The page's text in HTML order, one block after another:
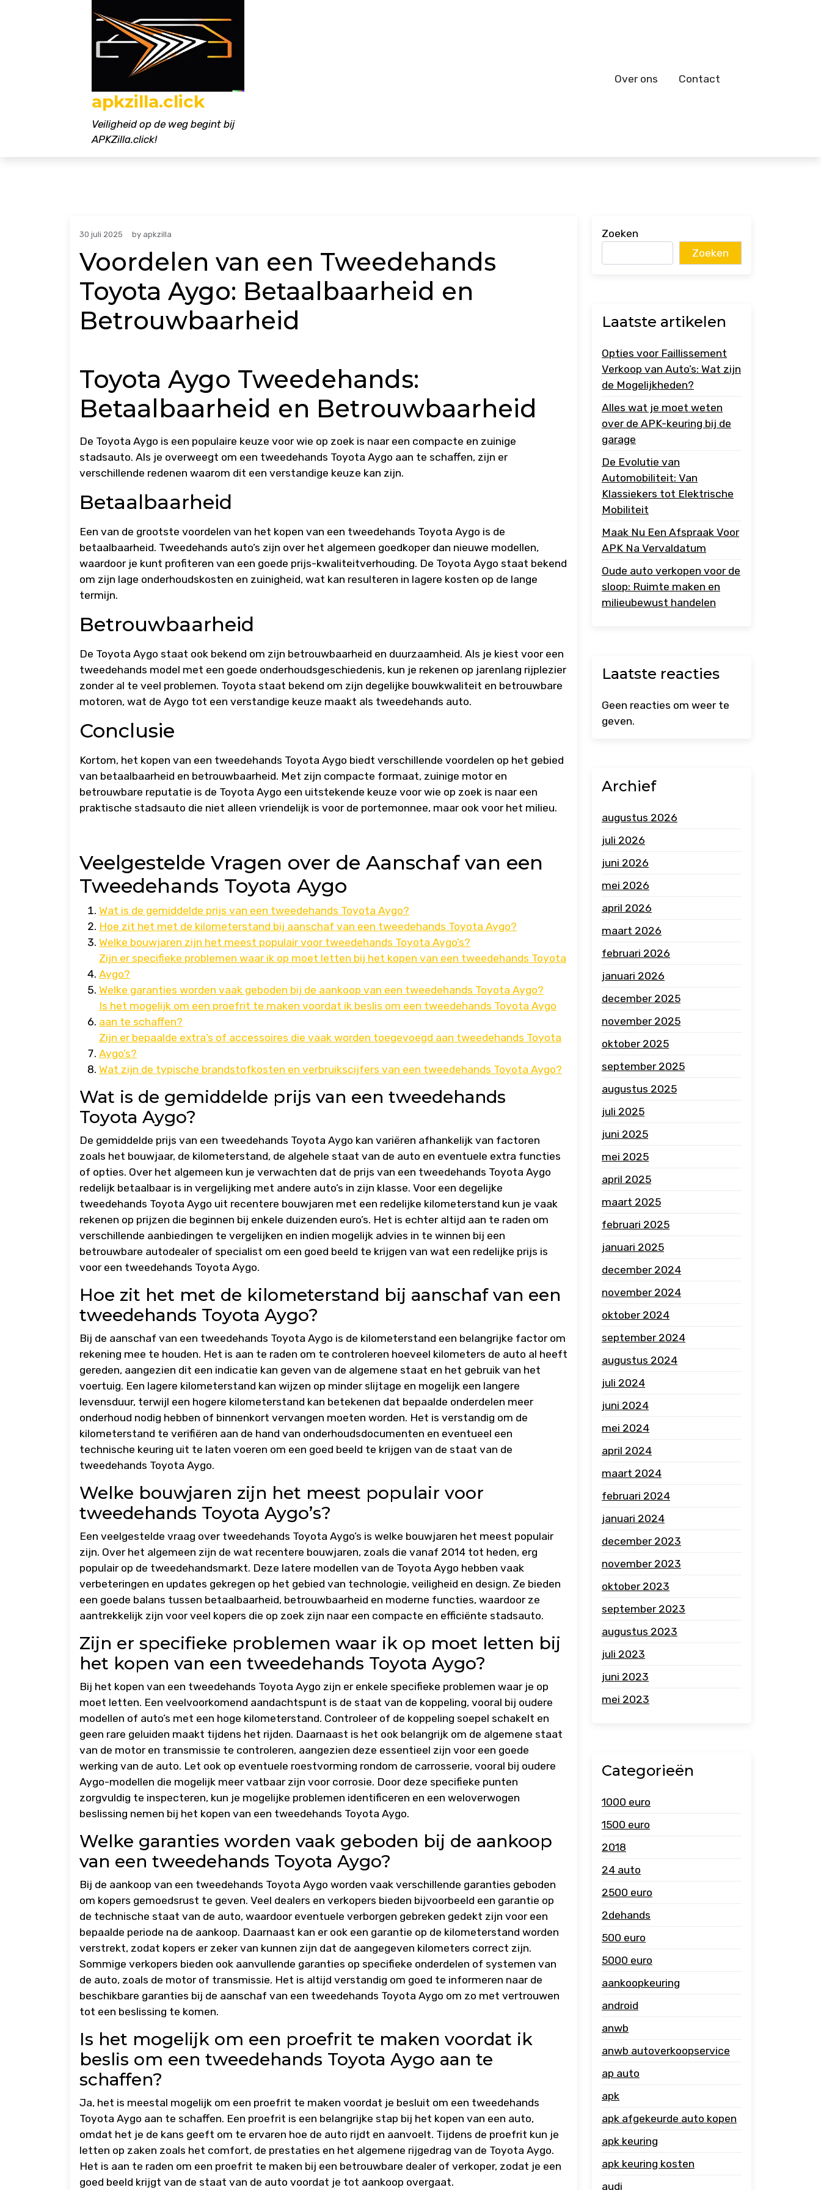
apkzilla.click
Veiligheid op de weg begint bij
APKZilla.click!
Over ons Contact
30 juli 2025 by apkzilla
Voordelen van een Tweedehands
Toyota Aygo: Betaalbaarheid en
Betrouwbaarheid
Toyota Aygo Tweedehands:
Betaalbaarheid en Betrouwbaarheid
De Toyota Aygo is een populaire keuze voor wie op zoek is naar een compacte en zuinige
stadsauto. Als je overweegt om een tweedehands Toyota Aygo aan te schaffen, zijn er
verschillende redenen waarom dit een verstandige keuze kan zijn.
Betaalbaarheid
Een van de grootste voordelen van het kopen van een tweedehands Toyota Aygo is de
betaalbaarheid. Tweedehands auto’s zijn over het algemeen goedkoper dan nieuwe modellen,
waardoor je kunt profiteren van een goede prijs-kwaliteitverhouding. De Toyota Aygo staat bekend
om zijn lage onderhoudskosten en zuinigheid, wat kan resulteren in lagere kosten op de lange
termijn.
Betrouwbaarheid
De Toyota Aygo staat ook bekend om zijn betrouwbaarheid en duurzaamheid. Als je kiest voor een
tweedehands model met een goede onderhoudsgeschiedenis, kun je rekenen op jarenlang rijplezier
zonder al te veel problemen. Toyota staat bekend om zijn degelijke bouwkwaliteit en betrouwbare
motoren, wat de Aygo tot een verstandige keuze maakt als tweedehands auto.
Conclusie
Kortom, het kopen van een tweedehands Toyota Aygo biedt verschillende voordelen op het gebied
van betaalbaarheid en betrouwbaarheid. Met zijn compacte formaat, zuinige motor en
betrouwbare reputatie is de Toyota Aygo een uitstekende keuze voor wie op zoek is naar een
praktische stadsauto die niet alleen vriendelijk is voor de portemonnee, maar ook voor het milieu.
Veelgestelde Vragen over de Aanschaf van een
Tweedehands Toyota Aygo
Wat is de gemiddelde prijs van een tweedehands Toyota Aygo?
Hoe zit het met de kilometerstand bij aanschaf van een tweedehands Toyota Aygo?
Welke bouwjaren zijn het meest populair voor tweedehands Toyota Aygo’s?
Zijn er specifieke problemen waar ik op moet letten bij het kopen van een tweedehands Toyota
Aygo?
Welke garanties worden vaak geboden bij de aankoop van een tweedehands Toyota Aygo?
Is het mogelijk om een proefrit te maken voordat ik beslis om een tweedehands Toyota Aygo
aan te schaffen?
Zijn er bepaalde extra’s of accessoires die vaak worden toegevoegd aan tweedehands Toyota
Aygo’s?
Wat zijn de typische brandstofkosten en verbruikscijfers van een tweedehands Toyota Aygo?
Wat is de gemiddelde prijs van een tweedehands
Toyota Aygo?
De gemiddelde prijs van een tweedehands Toyota Aygo kan variëren afhankelijk van factoren
zoals het bouwjaar, de kilometerstand, de algehele staat van de auto en eventuele extra functies
of opties. Over het algemeen kun je verwachten dat de prijs van een tweedehands Toyota Aygo
redelijk betaalbaar is in vergelijking met andere auto’s in zijn klasse. Voor een degelijke
tweedehands Toyota Aygo uit recentere bouwjaren met een redelijke kilometerstand kun je vaak
rekenen op prijzen die beginnen bij enkele duizenden euro’s. Het is echter altijd aan te raden om
verschillende aanbiedingen te vergelijken en indien mogelijk advies in te winnen bij een
betrouwbare autodealer of specialist om een goed beeld te krijgen van wat een redelijke prijs is
voor een tweedehands Toyota Aygo.
Hoe zit het met de kilometerstand bij aanschaf van een
tweedehands Toyota Aygo?
Bij de aanschaf van een tweedehands Toyota Aygo is de kilometerstand een belangrijke factor om
rekening mee te houden. Het is aan te raden om te controleren hoeveel kilometers de auto al heeft
gereden, aangezien dit een indicatie kan geven van de algemene staat en het gebruik van het
voertuig. Een lagere kilometerstand kan wijzen op minder slijtage en mogelijk een langere
levensduur, terwijl een hogere kilometerstand kan betekenen dat bepaalde onderdelen meer
onderhoud nodig hebben of binnenkort vervangen moeten worden. Het is verstandig om de
kilometerstand te verifiëren aan de hand van onderhoudsdocumenten en eventueel een
technische keuring uit te laten voeren om een goed beeld te krijgen van de staat van de
tweedehands Toyota Aygo.
Welke bouwjaren zijn het meest populair voor
tweedehands Toyota Aygo’s?
Een veelgestelde vraag over tweedehands Toyota Aygo’s is welke bouwjaren het meest populair
zijn. Over het algemeen zijn de wat recentere bouwjaren, zoals die vanaf 2014 tot heden, erg
populair op de tweedehandsmarkt. Deze latere modellen van de Toyota Aygo hebben vaak
verbeteringen en updates gekregen op het gebied van technologie, veiligheid en design. Ze bieden
een goede balans tussen betaalbaarheid, betrouwbaarheid en moderne functies, waardoor ze
aantrekkelijk zijn voor veel kopers die op zoek zijn naar een compacte en efficiënte stadsauto.
Zijn er specifieke problemen waar ik op moet letten bij
het kopen van een tweedehands Toyota Aygo?
Bij het kopen van een tweedehands Toyota Aygo zijn er enkele specifieke problemen waar je op
moet letten. Een veelvoorkomend aandachtspunt is de staat van de koppeling, vooral bij oudere
modellen of auto’s met een hoge kilometerstand. Controleer of de koppeling soepel schakelt en
geen rare geluiden maakt tijdens het rijden. Daarnaast is het ook belangrijk om de algemene staat
van de motor en transmissie te controleren, aangezien deze essentieel zijn voor een goede
werking van de auto. Let ook op eventuele roestvorming rondom de carrosserie, vooral bij oudere
Aygo-modellen die mogelijk meer vatbaar zijn voor corrosie. Door deze specifieke punten
zorgvuldig te inspecteren, kun je mogelijke problemen identificeren en een weloverwogen
beslissing nemen bij het kopen van een tweedehands Toyota Aygo.
Welke garanties worden vaak geboden bij de aankoop
van een tweedehands Toyota Aygo?
Bij de aankoop van een tweedehands Toyota Aygo worden vaak verschillende garanties geboden
om kopers gemoedsrust te geven. Veel dealers en verkopers bieden bijvoorbeeld een garantie op
de technische staat van de auto, waardoor eventuele verborgen gebreken gedekt zijn voor een
bepaalde periode na de aankoop. Daarnaast kan er ook een garantie op de kilometerstand worden
verstrekt, zodat kopers er zeker van kunnen zijn dat de aangegeven kilometers correct zijn.
Sommige verkopers bieden ook aanvullende garanties op specifieke onderdelen of systemen van
de auto, zoals de motor of transmissie. Het is altijd verstandig om goed te informeren naar de
beschikbare garanties bij de aanschaf van een tweedehands Toyota Aygo om zo met vertrouwen
tot een beslissing te komen.
Is het mogelijk om een proefrit te maken voordat ik
beslis om een tweedehands Toyota Aygo aan te
schaffen?
Ja, het is meestal mogelijk om een proefrit te maken voordat je besluit om een tweedehands
Toyota Aygo aan te schaffen. Een proefrit is een belangrijke stap bij het kopen van een auto,
omdat het je de kans geeft om te ervaren hoe de auto rijdt en aanvoelt. Tijdens de proefrit kun je
letten op zaken zoals het comfort, de prestaties en het algemene rijgedrag van de Toyota Aygo.
Het is aan te raden om een proefrit te maken bij een betrouwbare dealer of verkoper, zodat je een
goed beeld krijgt van de staat van de auto voordat je tot aankoop overgaat.
Zoeken
Zoeken
Laatste artikelen
Opties voor Faillissement
Verkoop van Auto’s: Wat zijn
de Mogelijkheden?
Alles wat je moet weten
over de APK-keuring bij de
garage
De Evolutie van
Automobiliteit: Van
Klassiekers tot Elektrische
Mobiliteit
Maak Nu Een Afspraak Voor
APK Na Vervaldatum
Oude auto verkopen voor de
sloop: Ruimte maken en
milieubewust handelen
Laatste reacties
Geen reacties om weer te
geven.
Archief
augustus 2026
juli 2026
juni 2026
mei 2026
april 2026
maart 2026
februari 2026
januari 2026
december 2025
november 2025
oktober 2025
september 2025
augustus 2025
juli 2025
juni 2025
mei 2025
april 2025
maart 2025
februari 2025
januari 2025
december 2024
november 2024
oktober 2024
september 2024
augustus 2024
juli 2024
juni 2024
mei 2024
april 2024
maart 2024
februari 2024
januari 2024
december 2023
november 2023
oktober 2023
september 2023
augustus 2023
juli 2023
juni 2023
mei 2023
Categorieën
1000 euro
1500 euro
2018
24 auto
2500 euro
2dehands
500 euro
5000 euro
aankoopkeuring
android
anwb
anwb autoverkoopservice
ap auto
apk
apk afgekeurde auto kopen
apk keuring
apk keuring kosten
audi